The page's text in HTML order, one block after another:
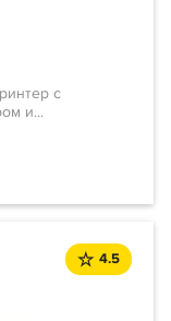
с
и...
4.5